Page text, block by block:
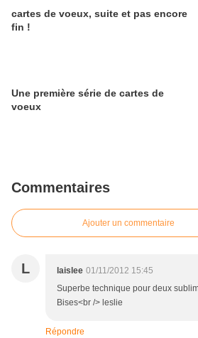
cartes de voeux, suite et pas encore
fin !
Une première série de cartes de
voeux
Commentaires
Ajouter un commentaire
L laislee 01/11/2012 15:45
Superbe technique pour deux
Bises<br /> leslie
Répondre